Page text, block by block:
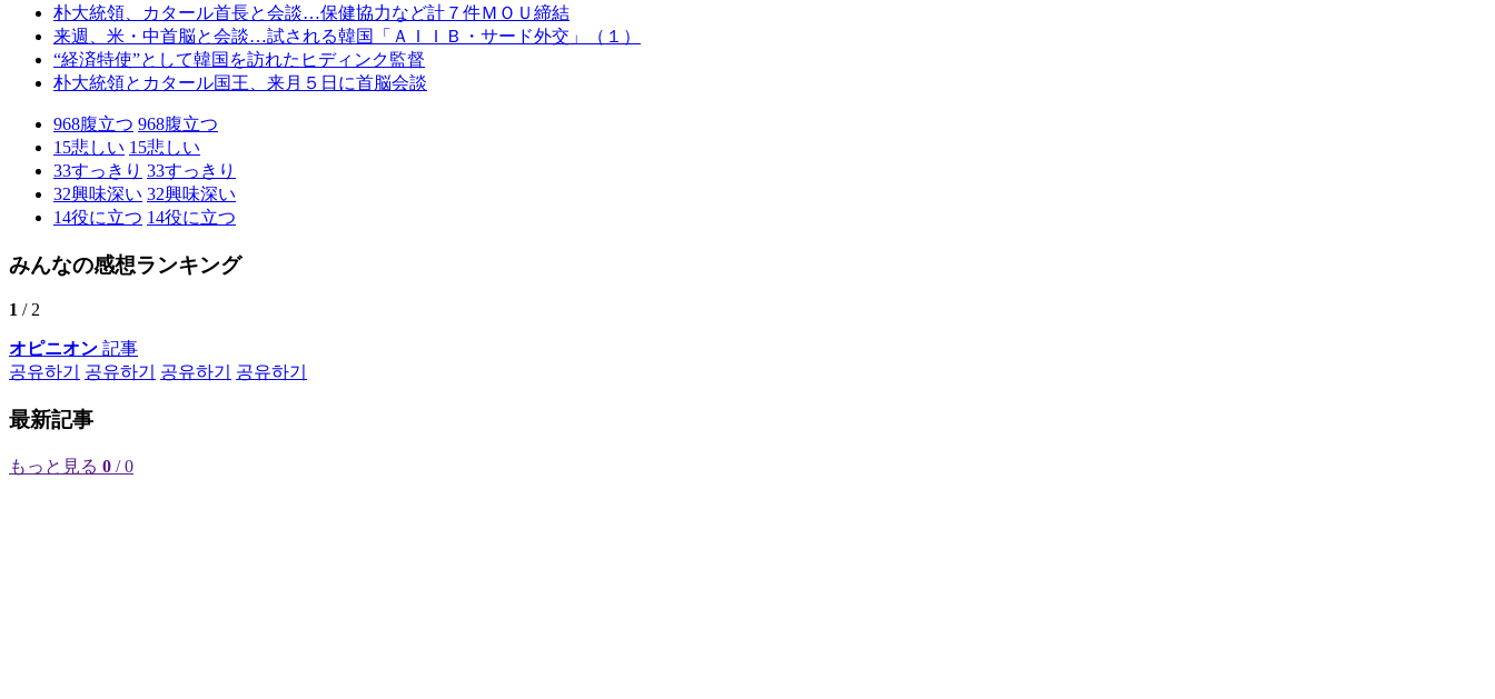
朴大統領、カタール首長と会談…保健協力など計７件ＭＯＵ締結
来週、米・中首脳と会談…試される韓国「ＡＩＩＢ・サード外交」（１）
“経済特使”として韓国を訪れたヒディンク監督
朴大統領とカタール国王、来月５日に首脳会談
968腹立つ 968腹立つ
15悲しい 15悲しい
33すっきり 33すっきり
32興味深い 32興味深い
14役に立つ 14役に立つ
みんなの感想ランキング
1 / 2
オピニオン 記事
공유하기
공유하기 공유하기 공유하기
最新記事
もっと見る 0 / 0